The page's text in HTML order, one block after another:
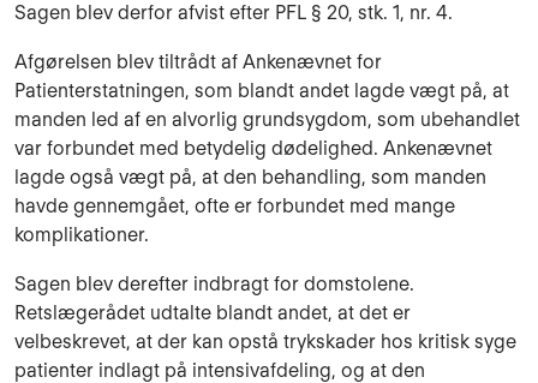
Sagen blev derfor afvist efter PFL § 20, stk. 1, nr. 4.
Afgørelsen blev tiltrådt af Ankenævnet for
Patienterstatningen, som blandt andet lagde vægt på, at
manden led af en alvorlig grundsygdom, som ubehandlet
var forbundet med betydelig dødelighed. Ankenævnet
lagde også vægt på, at den behandling, som manden
havde gennemgået, ofte er forbundet med mange
komplikationer.
Sagen blev derefter indbragt for domstolene.
Retslægerådet udtalte blandt andet, at det er
velbeskrevet, at der kan opstå trykskader hos kritisk syge
patienter indlagt på intensivafdeling, og at den